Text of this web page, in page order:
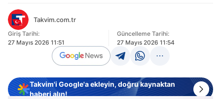
Takvim.com.tr
Giriş Tarihi:
27 Mayıs 2026 11:51
Güncelleme Tarihi:
27 Mayıs 2026 11:54
Takvim'i Google'a ekleyin, doğru kaynaktan
haberi alın!